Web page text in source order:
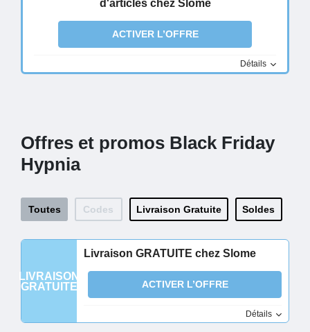
d'articles chez Slome
ACTIVER L’OFFRE
Détails
Offres et promos Black Friday
Hypnia
Toutes Codes Livraison Gratuite Soldes
LIVRAISON
GRATUITE
Livraison GRATUITE chez Slome
ACTIVER L’OFFRE
Détails